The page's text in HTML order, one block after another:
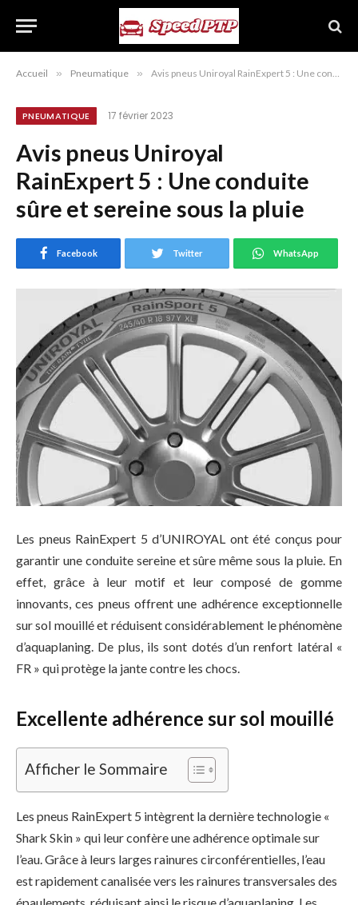
Accueil » Pneumatique » Avis pneus Uniroyal RainExpert 5 : Une conduite sûre et sereine sous la pluie
PNEUMATIQUE 17 février 2023
Avis pneus Uniroyal
RainExpert 5 : Une conduite
sûre et sereine sous la pluie
Facebook Twitter WhatsApp
Les pneus RainExpert 5 d’UNIROYAL ont été conçus pour
garantir une conduite sereine et sûre même sous la pluie. En
effet, grâce à leur motif et leur composé de gomme
innovants, ces pneus offrent une adhérence exceptionnelle
sur sol mouillé et réduisent considérablement le phénomène
d’aquaplaning. De plus, ils sont dotés d’un renfort latéral «
FR » qui protège la jante contre les chocs.
Excellente adhérence sur sol mouillé
Afficher le Sommaire
Les pneus RainExpert 5 intègrent la dernière technologie «
Shark Skin » qui leur confère une adhérence optimale sur
l’eau. Grâce à leurs larges rainures circonférentielles, l’eau
est rapidement canalisée vers les rainures transversales des